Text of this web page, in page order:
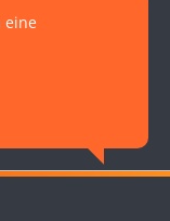
eine